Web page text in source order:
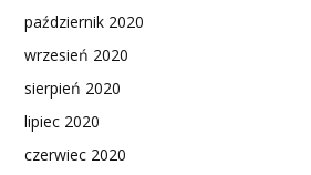
październik 2020
wrzesień 2020
sierpień 2020
lipiec 2020
czerwiec 2020